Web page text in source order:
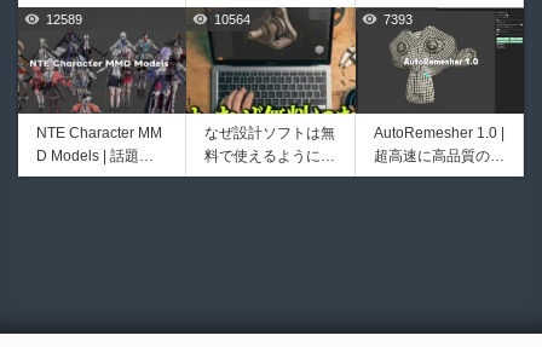
フルカラー3D＆UV
統合型プリンターが
登場！
利用OKなVRChat向
け共通素体3Dモデ
ルが正式リリース！
程よいポリ数＆トポ
ロジーにも注目！
ストが実際の解剖学
に基づいて構築した
プロシージャルな生
物学的Blenderマテ
リアルアセットアド
オン！無料お試し版
もあるよ！
579
cvELD Schematic V
iew | Softimageライ
クかつNukeの利便
481
Unityエフェクトレ
シピブック パーツ
を組み合わせて作れ
12589
NTE Character MM
D Models | 話題の
ゲーム『NTE（Nev
10564
なぜ設計ソフトは無
料で使えるようにな
ったのか──3D-CA
7393
AutoRemesher 1.0 |
超高速に高品質のク
ワッドポリゴンでリ